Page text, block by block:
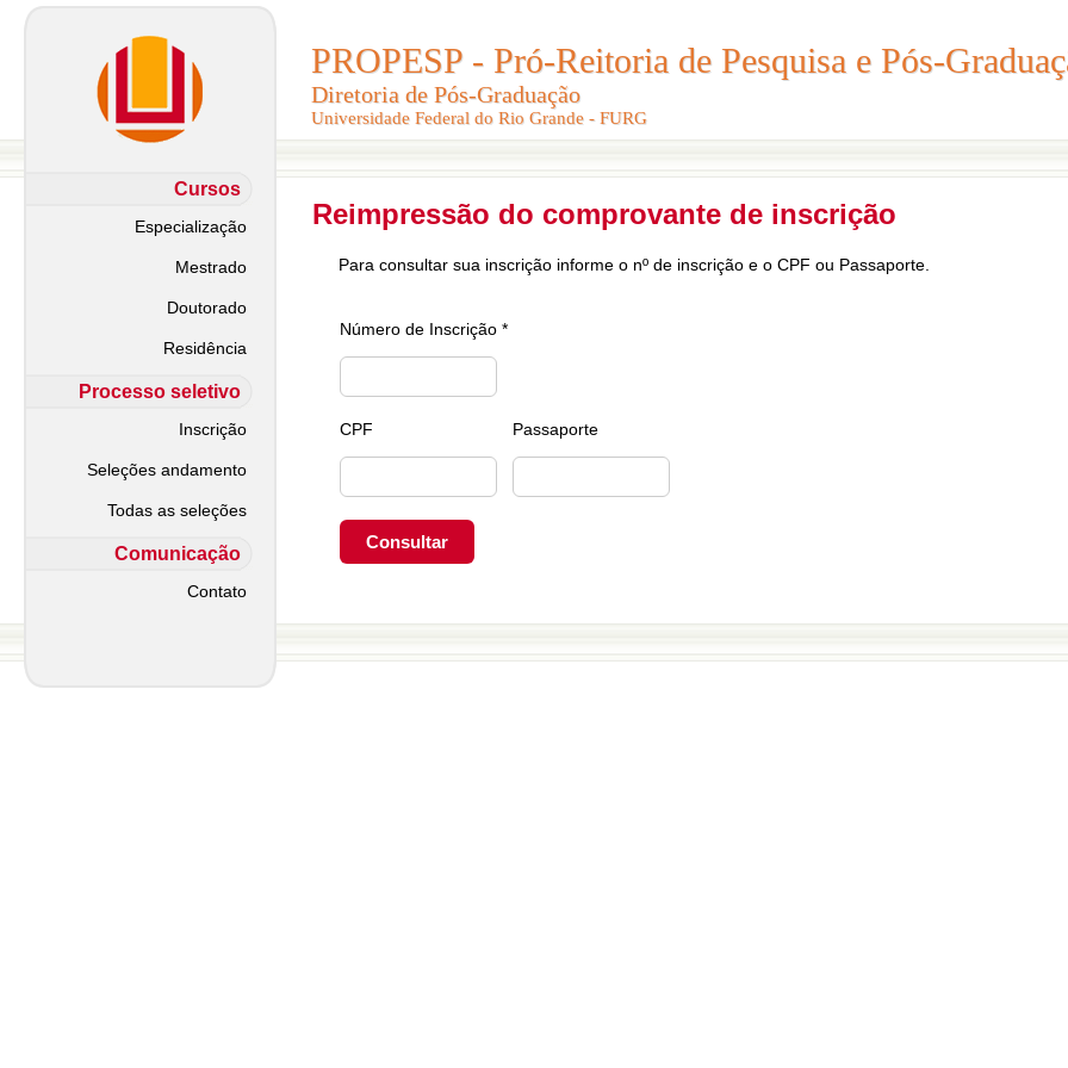
PROPESP - Pró-Reitoria de Pesquisa e Pós-
Diretoria de Pós-Graduação
Universidade Federal do Rio Grande - FURG
PROPESP - Pró-Reitoria de Pesquisa e Pós-
Diretoria de Pós-Graduação
Universidade Federal do Rio Grande - FURG
Cursos
Especialização
Mestrado
Doutorado
Residência
Processo seletivo
Inscrição
Seleções andamento
Todas as seleções
Comunicação
Contato
Reimpressão do comprovante de inscrição
Para consultar sua inscrição informe o nº de inscrição e o CPF ou Passaporte.
Número de Inscrição *
CPF Passaporte